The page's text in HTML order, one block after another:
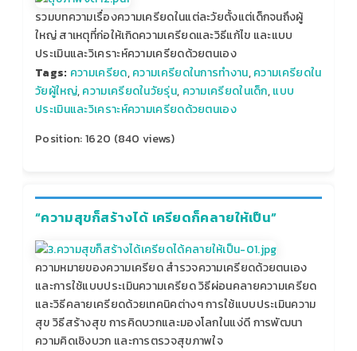
รวมบทความเรื่องความเครียดในแต่ละวัยตั้งแต่เด็กจนถึงผู้
ใหญ่ สาเหตุที่ก่อให้เกิดความเครียดและวิธีแก้ไข และแบบ
ประเมินและวิเคราะห์ความเครียดด้วยตนเอง
Tags: ความเครียด,ความเครียดในการทำงาน,ความเครียดใน
วัยผู้ใหญ่,ความเครียดในวัยรุ่น, ความเครียดในเด็ก,แบบ
ประเมินและวิเคราะห์ความเครียดด้วยตนเอง
Position:1620 (840 views)
“ความสุขก็สร้างได้ เครียดก็คลายให้เป็น”
ความหมายของความเครียด สำรวจความเครียดด้วยตนเอง
และการใช้แบบประเมินความเครียด วิธีผ่อนคลายความเครียด
และวิธีคลายเครียดด้วยเทคนิคต่างๆ การใช้แบบประเมินความ
สุข วิธีสร้างสุข การคิดบวกและมองโลกในแง่ดี การพัฒนา
ความคิดเชิงบวก และการตรวจสุขภาพใจ